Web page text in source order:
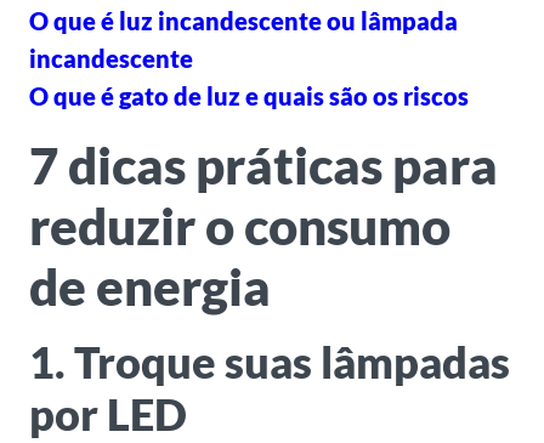
O que é luz incandescente ou lâmpada
incandescente
O que é gato de luz e quais são os riscos
7 dicas práticas para
reduzir o consumo
de energia
1. Troque suas lâmpadas
por LED